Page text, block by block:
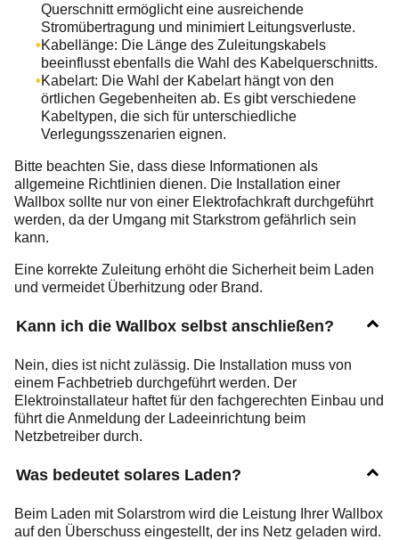
Querschnitt ermöglicht eine ausreichende
Stromübertragung und minimiert Leitungsverluste.
Kabellänge: Die Länge des Zuleitungskabels
beeinflusst ebenfalls die Wahl des Kabelquerschnitts.
Kabelart: Die Wahl der Kabelart hängt von den
örtlichen Gegebenheiten ab. Es gibt verschiedene
Kabeltypen, die sich für unterschiedliche
Verlegungsszenarien eignen.
Bitte beachten Sie, dass diese Informationen als
allgemeine Richtlinien dienen. Die Installation einer
Wallbox sollte nur von einer Elektrofachkraft durchgeführt
werden, da der Umgang mit Starkstrom gefährlich sein
kann.
Eine korrekte Zuleitung erhöht die Sicherheit beim Laden
und vermeidet Überhitzung oder Brand.
Kann ich die Wallbox selbst anschließen?
Nein, dies ist nicht zulässig. Die Installation muss von
einem Fachbetrieb durchgeführt werden. Der
Elektroinstallateur haftet für den fachgerechten Einbau und
führt die Anmeldung der Ladeeinrichtung beim
Netzbetreiber durch.
Was bedeutet solares Laden?
Beim Laden mit Solarstrom wird die Leistung Ihrer Wallbox
auf den Überschuss eingestellt, der ins Netz geladen wird.